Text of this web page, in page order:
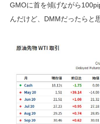
GMOに首を傾げながら
んだけど、DMMだったらと